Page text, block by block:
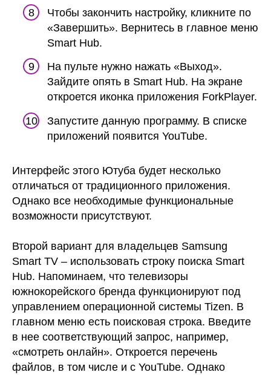
Чтобы закончить настройку, кликните по
«Завершить». Вернитесь в главное меню
Smart Hub.
На пульте нужно нажать «Выход».
Зайдите опять в Smart Hub. На экране
откроется иконка приложения ForkPlayer.
Запустите данную программу. В списке
приложений появится YouTube.
Интерфейс этого Ютуба будет несколько
отличаться от традиционного приложения.
Однако все необходимые функциональные
возможности присутствуют.
Второй вариант для владельцев Samsung
Smart TV – использовать строку поиска Smart
Hub. Напоминаем, что телевизоры
южнокорейского бренда функционируют под
управлением операционной системы Tizen. В
главном меню есть поисковая строка. Введите
в нее соответствующий запрос, например,
«смотреть онлайн». Откроется перечень
файлов, в том числе и с YouTube. Однако